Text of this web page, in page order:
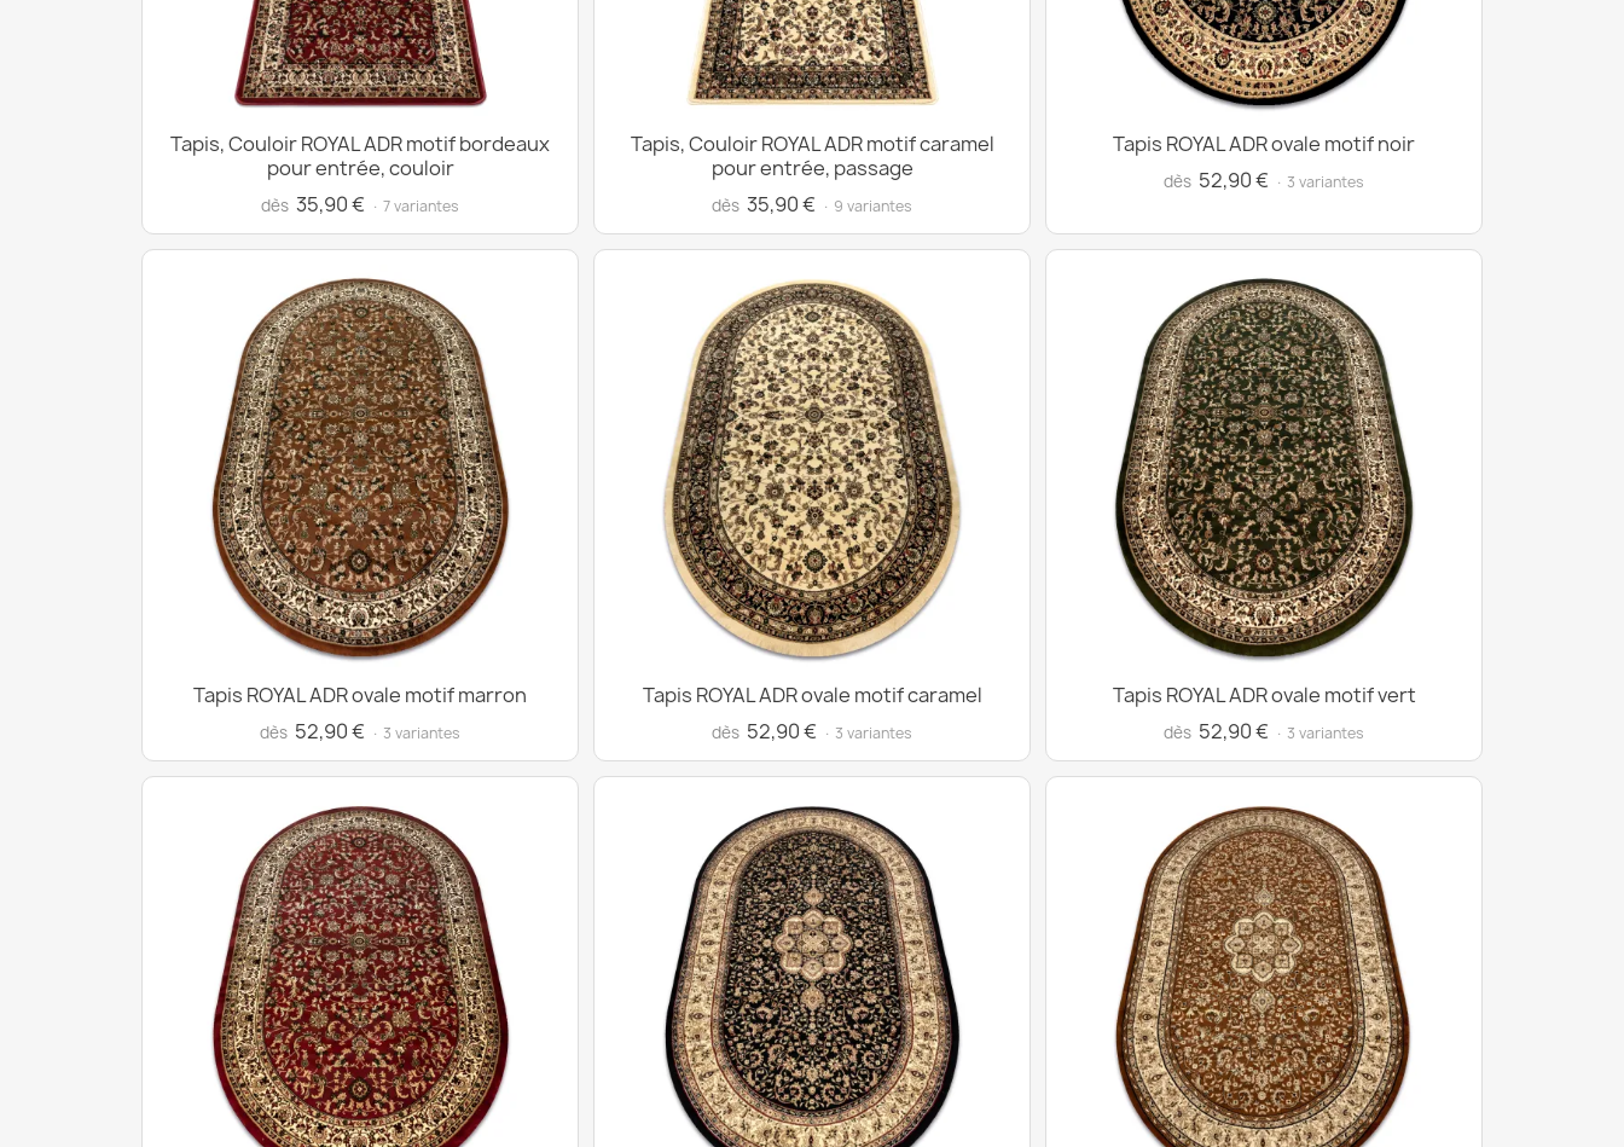
Tapis, Couloir ROYAL ADR motif bordeaux
pour entrée, couloir
dès 35,90 € · 7 variantes
Tapis, Couloir ROYAL ADR motif caramel
pour entrée, passage
dès 35,90 € · 9 variantes
Tapis ROYAL ADR ovale motif noir
dès 52,90 € · 3 variantes
Tapis ROYAL ADR ovale motif marron
dès 52,90 € · 3 variantes
Tapis ROYAL ADR ovale motif caramel
dès 52,90 € · 3 variantes
Tapis ROYAL ADR ovale motif vert
dès 52,90 € · 3 variantes